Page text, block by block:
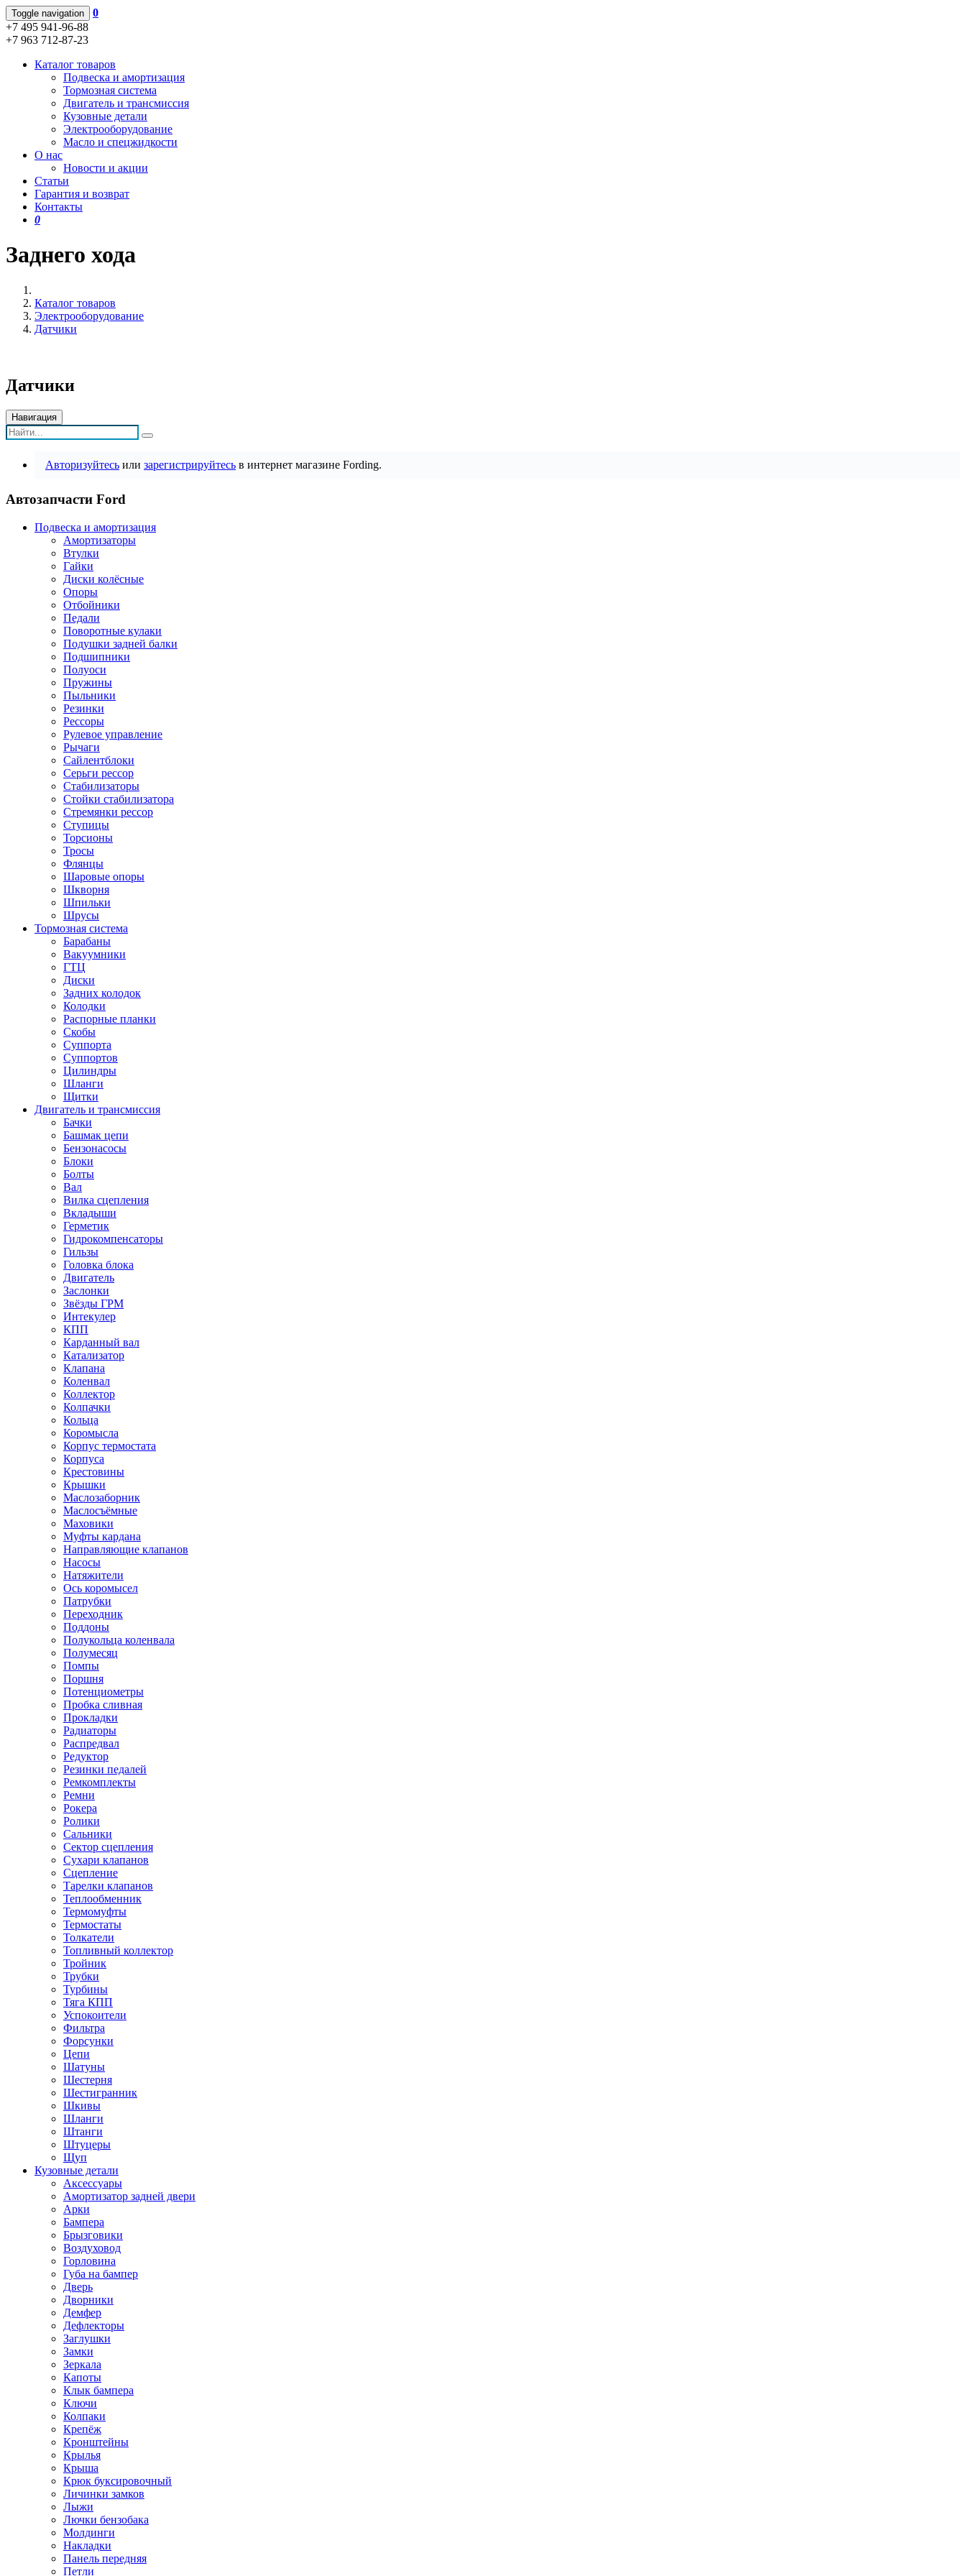
Toggle navigation
0
+7 495 941-96-88
+7 963 712-87-23
Каталог товаров
Подвеска и амортизация
Тормозная система
Двигатель и трансмиссия
Кузовные детали
Электрооборудование
Масло и спецжидкости
О нас
Новости и акции
Статьи
Гарантия и возврат
Контакты
0
Заднего хода
Каталог товаров
Электрооборудование
Датчики
Датчики
Навигация
Авторизуйтесь или зарегистрируйтесь в интернет магазине Fording.
Автозапчасти Ford
Подвеска и амортизация
Амортизаторы
Втулки
Гайки
Диски колёсные
Опоры
Отбойники
Педали
Поворотные кулаки
Подушки задней балки
Подшипники
Полуоси
Пружины
Пыльники
Резинки
Рессоры
Рулевое управление
Рычаги
Сайлентблоки
Серьги рессор
Стабилизаторы
Стойки стабилизатора
Стремянки рессор
Ступицы
Торсионы
Тросы
Флянцы
Шаровые опоры
Шкворня
Шпильки
Шрусы
Тормозная система
Барабаны
Вакуумники
ГТЦ
Диски
Задних колодок
Колодки
Распорные планки
Скобы
Суппорта
Суппортов
Цилиндры
Шланги
Щитки
Двигатель и трансмиссия
Бачки
Башмак цепи
Бензонасосы
Блоки
Болты
Вал
Вилка сцепления
Вкладыши
Герметик
Гидрокомпенсаторы
Гильзы
Головка блока
Двигатель
Заслонки
Звёзды ГРМ
Интекулер
КПП
Карданный вал
Катализатор
Клапана
Коленвал
Коллектор
Колпачки
Кольца
Коромысла
Корпус термостата
Корпуса
Крестовины
Крышки
Маслозаборник
Маслосъёмные
Маховики
Муфты кардана
Направляющие клапанов
Насосы
Натяжители
Ось коромысел
Патрубки
Переходник
Поддоны
Полукольца коленвала
Полумесяц
Помпы
Поршня
Потенциометры
Пробка сливная
Прокладки
Радиаторы
Распредвал
Редуктор
Резинки педалей
Ремкомплекты
Ремни
Рокера
Ролики
Сальники
Сектор сцепления
Сухари клапанов
Сцепление
Тарелки клапанов
Теплообменник
Термомуфты
Термостаты
Толкатели
Топливный коллектор
Тройник
Трубки
Турбины
Тяга КПП
Успокоители
Фильтра
Форсунки
Цепи
Шатуны
Шестерня
Шестигранник
Шкивы
Шланги
Штанги
Штуцеры
Щуп
Кузовные детали
Аксессуары
Амортизатор задней двери
Арки
Бампера
Брызговики
Воздуховод
Горловина
Губа на бампер
Дверь
Дворники
Демфер
Дефлекторы
Заглушки
Замки
Зеркала
Капоты
Клык бампера
Ключи
Колпаки
Крепёж
Кронштейны
Крылья
Крыша
Крюк буксировочный
Личинки замков
Лыжи
Лючки бензобака
Молдинги
Накладки
Панель передняя
Петли